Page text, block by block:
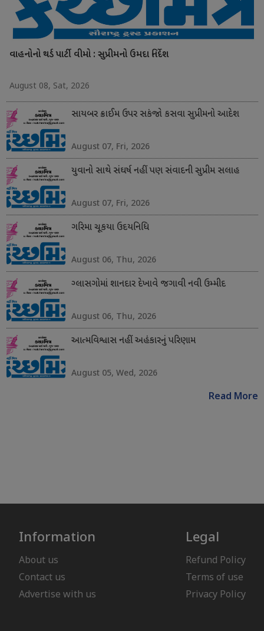
વાહનોનો થર્ડ પાર્ટી વીમો : સુપ્રીમનો ઉમદા નિર્દેશ
August 08, Sat, 2026
સાયબર ક્રાઈમ ઉપર સકંજો કસવા સુપ્રીમનો આદેશ
August 07, Fri, 2026
યુવાનો સાથે સંઘર્ષ નહીં પણ સંવાદની સુપ્રીમ સલાહ
August 07, Fri, 2026
ગરિમા ચૂકયા ઉદયનિધિ
August 06, Thu, 2026
ગ્લાસગોમાં શાનદાર દેખાવે જગાવી નવી ઉમ્મીદ
August 06, Thu, 2026
આત્મવિશ્વાસ નહીં અહંકારનું પરિણામ
August 05, Wed, 2026
Read More
Information
About us
Contact us
Advertise with us
Legal
Refund Policy
Terms of use
Privacy Policy